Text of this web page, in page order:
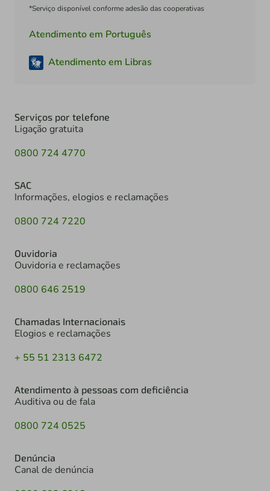
*Serviço disponível conforme adesão das cooperativas
Atendimento em Português
Atendimento em Libras
Serviços por telefone
Ligação gratuita
0800 724 4770
SAC
Informações, elogios e reclamações
0800 724 7220
Ouvidoria
Ouvidoria e reclamações
0800 646 2519
Chamadas Internacionais
Elogios e reclamações
+ 55 51 2313 6472
Atendimento à pessoas com deficiência
Auditiva ou de fala
0800 724 0525
Denúncia
Canal de denúncia